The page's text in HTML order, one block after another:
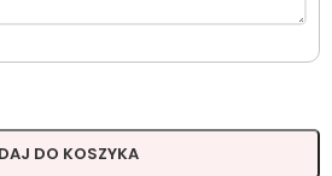
DO KOSZYKA